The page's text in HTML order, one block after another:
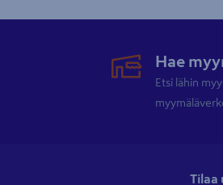
Hae
Etsi lähin
Tilaa